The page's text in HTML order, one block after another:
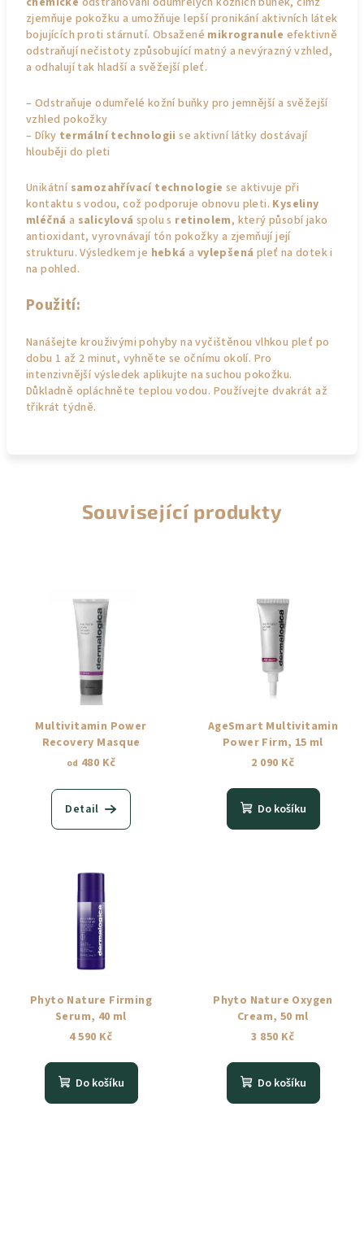
zjemňuje pokožku a umožňuje lepší pronikání aktivních látek
bojujících proti stárnutí. Obsažené mikrogranule efektivně
odstraňují nečistoty způsobující matný a nevýrazný vzhled,
a odhalují tak hladší a svěžejší pleť.
– Odstraňuje odumřelé kožní buňky pro jemnější a svěžejší
vzhled pokožky
– Díky termální technologii se aktivní látky dostávají
hlouběji do pleti
Unikátní samozahřívací technologie se aktivuje při
kontaktu s vodou, což podporuje obnovu pleti. Kyseliny
mléčná a salicylová spolu s retinolem, který působí jako
antioxidant, vyrovnávají tón pokožky a zjemňují její
strukturu. Výsledkem je hebká a vylepšená pleť na dotek i
na pohled.
Použití:
Nanášejte krouživými pohyby na vyčištěnou vlhkou pleť po
dobu 1 až 2 minut, vyhněte se očnímu okolí. Pro
intenzivnější výsledek aplikujte na suchou pokožku.
Důkladně opláchněte teplou vodou. Používejte dvakrát až
třikrát týdně.
Související produkty
Multivitamin Power
Recovery Masque
od 480 Kč
Detail
AgeSmart Multivitamin
Power Firm, 15 ml
2 090 Kč
Do košíku
Phyto Nature Firming
Serum, 40 ml
4 590 Kč
Do košíku
Phyto Nature Oxygen
Cream, 50 ml
3 850 Kč
Do košíku